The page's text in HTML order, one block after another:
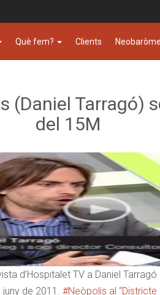
Què fem? Clients
(Daniel Tarragó)
del 15M
d’Hospitalet TV a Daniel
de 2011. #Neòpolis al “Districte